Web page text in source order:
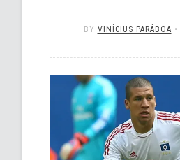
BY VINÍCIUS PARÁBOA •